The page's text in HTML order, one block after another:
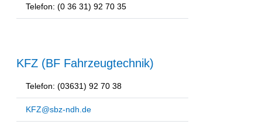
Telefon: (0 36 31) 92 70 35
KFZ (BF Fahrzeugtechnik)
Telefon: (03631) 92 70 38
KFZ@sbz-ndh.de